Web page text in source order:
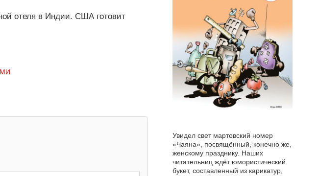
отеля в Индии. США готовит
Увидел свет мартовский номер
«Чаяна», посвящённый, конечно же,
женскому празднику. Наших
читательниц ждёт юмористический
букет, составленный из карикатур,